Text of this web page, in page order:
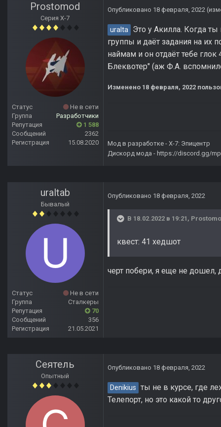
Prostomod
Серия Х-7
Статус
Не в сети
Группа
Разработчики
Репутация
1 588
Сообщений
2362
Регистрация
15.08.2020
Опубликовано 18 февраля, 2022
uralta Это у Акилла. Когда
группы и даёт задания на их
наймам и он отдаёт тебе
Блеквотер" (аж Ф.А.
Изменено 18 февраля, 2022
Мод в разработке - X-7: Эпицентр
Дискорд мода - https://discord.gg/
uraltab
Бывалый
Статус
Не в сети
Группа
Сталкеры
Репутация
70
Сообщений
356
Регистрация
21.05.2021
Опубликовано 18 февраля, 2022
В 18.02.2022 в 19:21,
квест: 41 хедшот
черт побери, я еще не дошел,
Сеятель
Опытный
Опубликовано 18 февраля, 2022
Denikius ты не в курсе, где
Телепорт, но это какой то